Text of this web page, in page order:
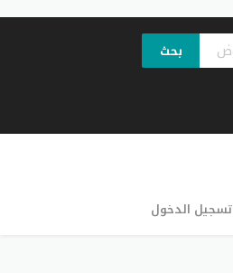
بحث
تسجيل الدخول